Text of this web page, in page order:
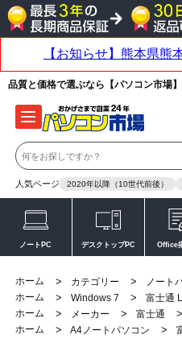
品質と価格で選ぶなら【パソコン市場
人気ページ 2020年以降（10世代前後）
ノートPC デスクトップPC Office
ホーム > カテゴリー > ノート
ホーム
> Windows 7 >
富士通
ホーム
> メーカー > 富士通 >
ホーム
> A4ノートパソコン >